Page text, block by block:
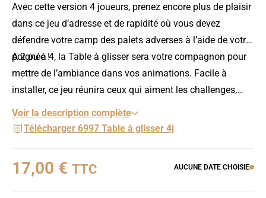
Avec cette version 4 joueurs, prenez encore plus de plaisir
dans ce jeu d’adresse et de rapidité où vous devez
défendre votre camp des palets adverses à l’aide de votre
poignée !
A 2 ou à 4, la Table à glisser sera votre compagnon pour
mettre de l’ambiance dans vos animations. Facile à
installer, ce jeu réunira ceux qui aiment les challenges,
lors d’un
mariage
EVJFou d’un barbecue entre amis.
Voir la description complète
Télécharger 6997 Table à glisser 4j
17,00 € TTC AUCUNE DATE CHOISIE